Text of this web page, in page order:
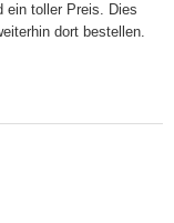
ein toller Preis. Dies
dort bestellen.